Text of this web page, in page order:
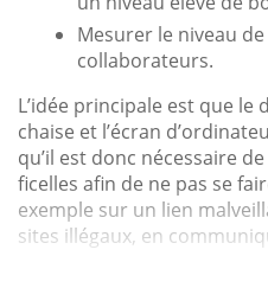
Mesurer le niveau
collaborateurs.
L’idée principale est que le
chaise et l’écran
qu’il est donc nécessaire
ficelles afin de ne pas se
exemple sur un lien
sites illégaux, en